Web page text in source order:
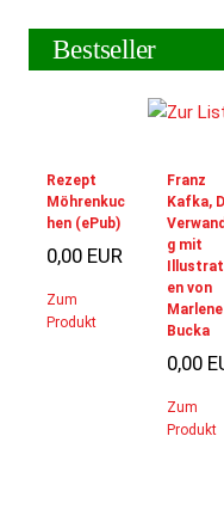
Bestseller
Rezept
Möhrenkuc
hen (ePub)
0,00 EUR
Zum
Produkt
Franz
Kafka,
g mit
en von
Marlene
Bucka
0,00
Zum
Produkt